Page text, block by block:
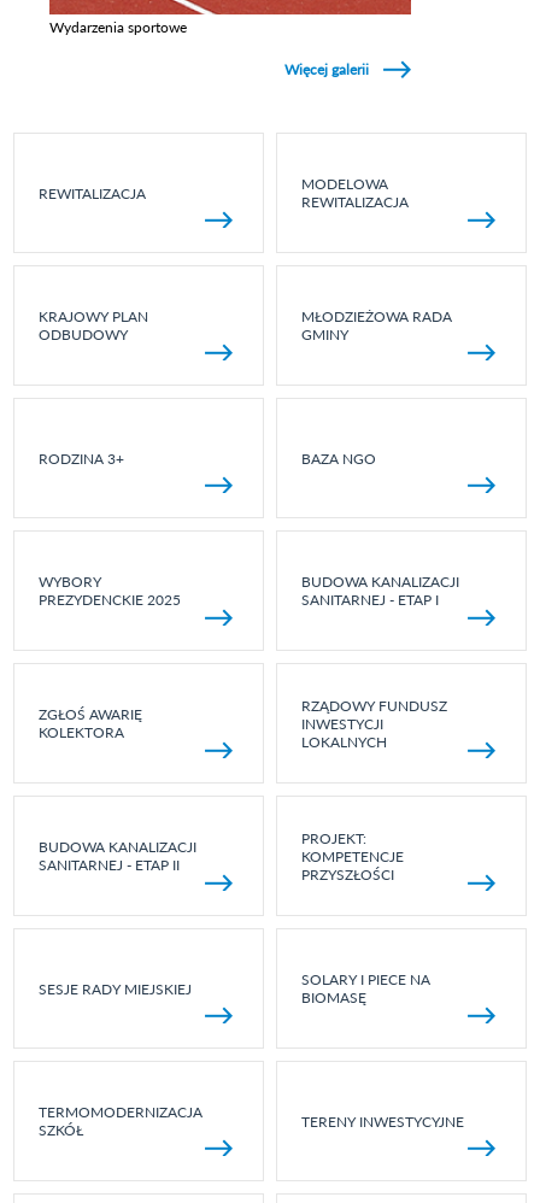
Wydarzenia sportowe
Więcej galerii
REWITALIZACJA
MODELOWA
REWITALIZACJA
KRAJOWY PLAN
ODBUDOWY
MŁODZIEŻOWA RADA
GMINY
RODZINA 3+ BAZA NGO
WYBORY
PREZYDENCKIE 2025
BUDOWA KANALIZACJI
SANITARNEJ - ETAP I
ZGŁOŚ AWARIĘ
KOLEKTORA
RZĄDOWY FUNDUSZ
INWESTYCJI
LOKALNYCH
BUDOWA KANALIZACJI
SANITARNEJ - ETAP II
PROJEKT:
KOMPETENCJE
PRZYSZŁOŚCI
SESJE RADY MIEJSKIEJ
SOLARY I PIECE NA
BIOMASĘ
TERMOMODERNIZACJA
SZKÓŁ
TERENY INWESTYCYJNE